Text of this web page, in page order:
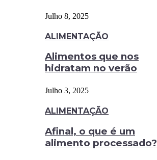
Julho 8, 2025
ALIMENTAÇÃO
Alimentos que nos
hidratam no verão
Julho 3, 2025
ALIMENTAÇÃO
Afinal, o que é um
alimento processado?